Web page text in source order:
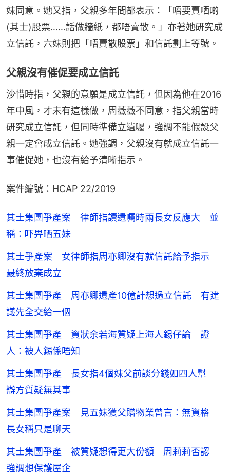
妹同意。她又指，父親多年間都表示：「唔要賣哂啲
(其士)股票……話做牆紙，都唔賣散。」亦著她研究成
立信託，六妹則把「唔賣散股票」和信託劃上等號。
父親沒有催促要成立信託
沙惜時指，父親的意願是成立信託，但因為他在2016
年中風，才未有這樣做，周薇薇不同意，指父親當時
研究成立信託，但同時準備立遺囑，強調不能假設父
親一定會成立信託。她強調，父親沒有就成立信託一
事催促她，也沒有給予清晰指示。
案件編號：HCAP 22/2019
其士集團爭產案 律師指讀遺囑時兩長女反應大 並
稱：吓畀晒五妹
其士爭產案 女律師指周亦卿沒有就信託給予指示
最終放棄成立
其士集團爭產 周亦卿遺產10億計想過立信託 有建
議先全交給一個
其士集團爭產 資狀余若海質疑上海人錫仔論 證
人：被人錫係唔知
其士集團爭產 長女指4個妹父前談分錢如四人幫
辯方質疑無其事
其士集團爭產案 見五妹獲父贈物業曾言：無資格
長女稱只是聊天
其士集團爭產 被質疑想得更大份額 周莉莉否認
強調想保護屋企